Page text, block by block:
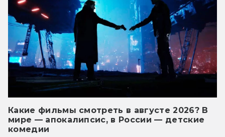
Какие фильмы смотреть в августе 2026? В
мире — апокалипсис, в России — детские
комедии